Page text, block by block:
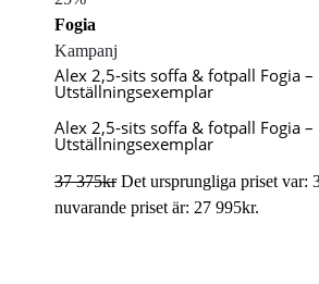
Fogia
Kampanj
Alex 2,5-sits soffa & fotpall Fogia –
Utställningsexemplar
Alex 2,5-sits soffa & fotpall Fogia –
Utställningsexemplar
37 375kr Det ursprungliga priset var:
nuvarande priset är: 27 995kr.